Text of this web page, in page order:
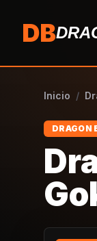
DB
Inicio /
DRAGON